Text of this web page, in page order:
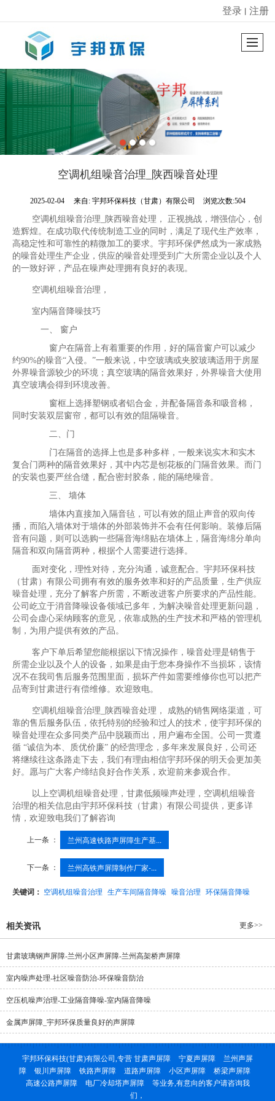
很遗憾，因您的浏览器版本过低导致无法获得最佳浏览体验，推荐下载安装谷歌浏览器！
登录 丨 注册
空调机组噪音治理_陕西噪音处理
2025-02-04 来自: 宇邦环保科技（甘肃）有限公司 浏览次数:504
空调机组噪音治理_陕西噪音处理， 正视挑战，增强信心，创
造辉煌。在成功取代传统制造工业的同时，满足了现代生产效率，
高稳定性和可靠性的精微加工的要求。宇邦环保俨然成为一家成熟
的噪音处理生产企业，供应的噪音处理受到广大所需企业以及个人
的一致好评，产品在噪声处理拥有良好的表现。
空调机组噪音治理，
室内隔音降噪技巧
一、 窗户
窗户在隔音上有着重要的作用，好的隔音窗户可以减少
约90%的噪音“入侵。”一般来说，中空玻璃或夹胶玻璃适用于房屋
外界噪音源较少的环境；真空玻璃的隔音效果好，外界噪音大使用
真空玻璃会得到环境改善。
窗框上选择塑钢或者铝合金，并配备隔音条和吸音棉，
同时安装双层窗帘，都可以有效的阻隔噪音。
二、门
门在隔音的选择上也是多种多样，一般来说实木和实木
复合门两种的隔音效果好，其中内芯是刨花板的门隔音效果。而门
的安装也要严丝合缝，配合密封胶条，能的隔绝噪音。
三、 墙体
墙体内直接加入隔音毡，可以有效的阻止声音的双向传
播，而陷入墙体对于墙体的外部装饰并不会有任何影响。装修后隔
音有问题，则可以选购一些隔音海绵贴在墙体上，隔音海绵分单向
隔音和双向隔音两种，根据个人需要进行选择。
面对变化，理性对待，充分沟通，诚意配合。宇邦环保科技
（甘肃）有限公司拥有有效的服务效率和好的产品质量，生产供应
噪音处理，充分了解客户所需，不断改进客户所要求的产品性能。
公司屹立于消音降噪设备领域已多年，为解决噪音处理更新问题，
公司会虚心采纳顾客的意见，依靠成熟的生产技术和严格的管理机
制，为用户提供有效的产品。
客户下单后希望您能根据以下情况操作，噪音处理是销售于
所需企业以及个人的设备，如果是由于您本身操作不当损坏，该情
况不在我司售后服务范围里面，损坏产件如需要维修你也可以把产
品寄到甘肃进行有偿维修。欢迎致电。
空调机组噪音治理_陕西噪音处理， 成熟的销售网络渠道，可
靠的售后服务队伍，依托特别的经验和过人的技术，使宇邦环保的
噪音处理在众多同类产品中脱颖而出，用户遍布全国。公司一贯遵
循 “诚信为本、质优价廉” 的经营理念，多年来发展良好，公司还
将继续往这条路走下去，我们有理由相信宇邦环保的明天会更加美
好。愿与广大客户缔结良好合作关系，欢迎前来参观合作。
以上空调机组噪音处理，甘肃低频噪声处理，空调机组噪音
治理的相关信息由宇邦环保科技（甘肃）有限公司提供，更多详
情，欢迎致电我们了解咨询
上一条 ： 兰州高速铁路声屏障生产基...
下一条 ： 兰州高铁声屏障制作厂家-...
关键词： 空调机组噪音治理 生产车间隔音降噪 噪音治理 环保隔音降噪
相关资讯 更多>>
甘肃玻璃钢声屏障-兰州小区声屏障-兰州高架桥声屏障
室内噪声处理-社区噪音防治-环保噪音防治
空压机噪声治理-工业隔音降噪-室内隔音降噪
金属声屏障_宇邦环保质量良好的声屏障
宇邦环保科技(甘肃)有限公司,专营 甘肃声屏障 宁夏声屏障
兰州声屏
障
银川声屏障 铁路声屏障 道路声屏障 小区声屏障
桥梁声屏障
高速公路声屏障
电厂冷却塔声屏障
等业务,有意向的客户请咨询我
们，